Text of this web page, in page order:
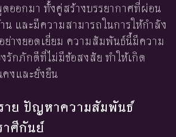
ดออกมา ทั้งคู่สร้างบรรยากาศที่ผ่อน
น และมีความสามารถในการให้กำลัง
ย่างยอดเยี่ยม ความสัมพันธ์นี้มีความ
รักภักดีที่ไม่มีข้อสงสัย ทำให้เกิด
คงและยั่งยืน
ย ปัญหาความสัมพันธ์
าศีกันย์